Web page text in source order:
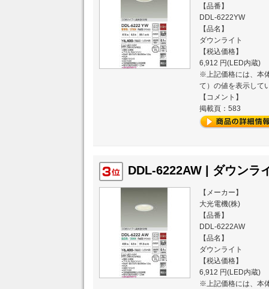
最新（2025年08月）のランキ
最新（2025年07月）のランキ
最新（2025年06月）のランキ
【品番】
DDL-6222YW
【品名】
ダウンライト
【税込価格】
6,912 円(LED内蔵)
※上記価格には、本
て）の値を表示して
【コメント】
掲載頁：583
DDL-6222AW | ダウンラ
【メーカー】
大光電機(株)
【品番】
DDL-6222AW
【品名】
ダウンライト
【税込価格】
6,912 円(LED内蔵)
※上記価格には、本